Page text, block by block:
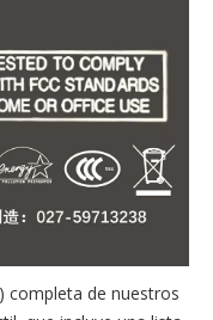
completa de nuestros